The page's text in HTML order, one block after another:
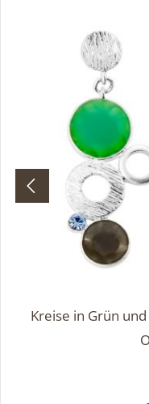
Kreise in Grün